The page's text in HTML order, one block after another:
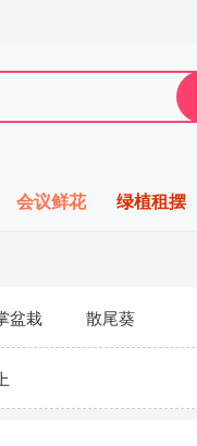
会议鲜花 绿植租摆
盆栽 散尾葵